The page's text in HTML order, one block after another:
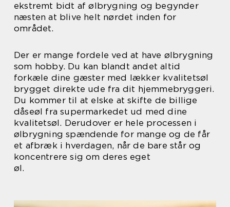
ekstremt bidt af ølbrygning og begynder
næsten at blive helt nørdet inden for
området.
Der er mange fordele ved at have ølbrygning
som hobby. Du kan blandt andet altid
forkæle dine gæster med lækker kvalitetsøl
brygget direkte ude fra dit hjemmebryggeri.
Du kommer til at elske at skifte de billige
dåseøl fra supermarkedet ud med dine
kvalitetsøl. Derudover er hele processen i
ølbrygning spændende for mange og de får
et afbræk i hverdagen, når de bare står og
koncentrere sig om deres eget
øl.